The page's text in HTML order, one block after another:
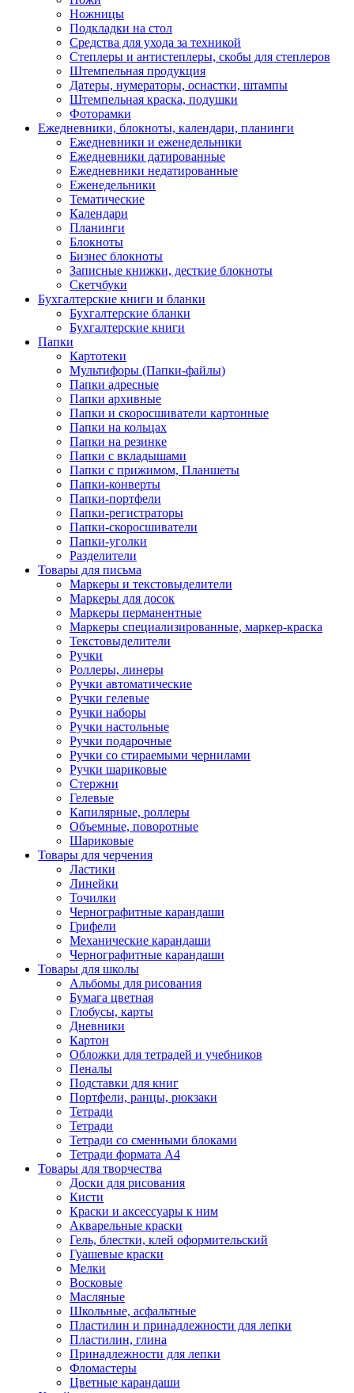
Ножницы
Подкладки на стол
Средства для ухода за техникой
Степлеры и антистеплеры, скобы для степлеров
Штемпельная продукция
Датеры, нумераторы, оснастки, штампы
Штемпельная краска, подушки
Фоторамки
Ежедневники, блокноты, календари, планинги
Ежедневники и еженедельники
Ежедневники датированные
Ежедневники недатированные
Еженедельники
Тематические
Календари
Планинги
Блокноты
Бизнес блокноты
Записные книжки, десткие блокноты
Скетчбуки
Бухгалтерские книги и бланки
Бухгалтерские бланки
Бухгалтерские книги
Папки
Картотеки
Мультифоры (Папки-файлы)
Папки адресные
Папки архивные
Папки и скоросшиватели картонные
Папки на кольцах
Папки на резинке
Папки с вкладышами
Папки с прижимом, Планшеты
Папки-конверты
Папки-портфели
Папки-регистраторы
Папки-скоросшиватели
Папки-уголки
Разделители
Товары для письма
Маркеры и текстовыделители
Маркеры для досок
Маркеры перманентные
Маркеры специализированные, маркер-краска
Текстовыделители
Ручки
Роллеры, линеры
Ручки автоматические
Ручки гелевые
Ручки наборы
Ручки настольные
Ручки подарочные
Ручки со стираемыми чернилами
Ручки шариковые
Стержни
Гелевые
Капилярные, роллеры
Объемные, поворотные
Шариковые
Товары для черчения
Ластики
Линейки
Точилки
Чернографитные карандаши
Грифели
Механические карандаши
Чернографитные карандаши
Товары для школы
Альбомы для рисования
Бумага цветная
Глобусы, карты
Дневники
Картон
Обложки для тетрадей и учебников
Пеналы
Подставки для книг
Портфели, ранцы, рюкзаки
Тетради
Тетради
Тетради со сменными блоками
Тетради формата А4
Товары для творчества
Доски для рисования
Кисти
Краски и аксессуары к ним
Акварельные краски
Гель, блестки, клей оформительский
Гуашевые краски
Мелки
Восковые
Масляные
Школьные, асфальтные
Пластилин и принадлежности для лепки
Пластилин, глина
Принадлежности для лепки
Фломастеры
Цветные карандаши